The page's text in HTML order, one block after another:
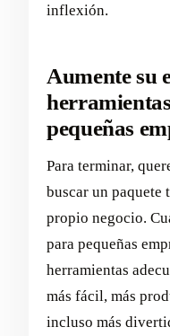
inflexión.
Aumente su
pequeñas
Para terminar,
buscar un
propio negocio.
para pequeñas
herramientas
más fácil, más
incluso más